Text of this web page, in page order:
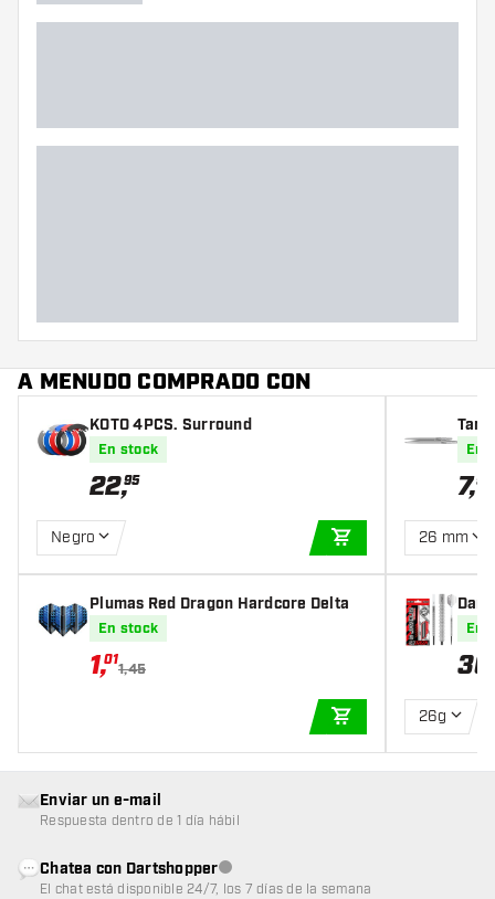
A MENUDO COMPRADO CON
KOTO 4PCS. Surround
En stock
22,95
Negro
AÑADIR A LA
Plumas Red Dragon Hardcore Delta
En stock
1,01
1,45
AÑADIR A LA
En
7,95
26 mm
a
En
36
26g
Enviar un e-mail
Respuesta dentro de 1 día hábil
Chatea con DartshopperAtención al cliente no disponible
El chat está disponible 24/7, los 7 días de la semana